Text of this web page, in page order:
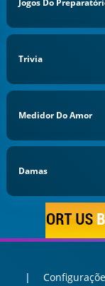
Jogos Do
Trivia
Medidor Do Amor
Damas